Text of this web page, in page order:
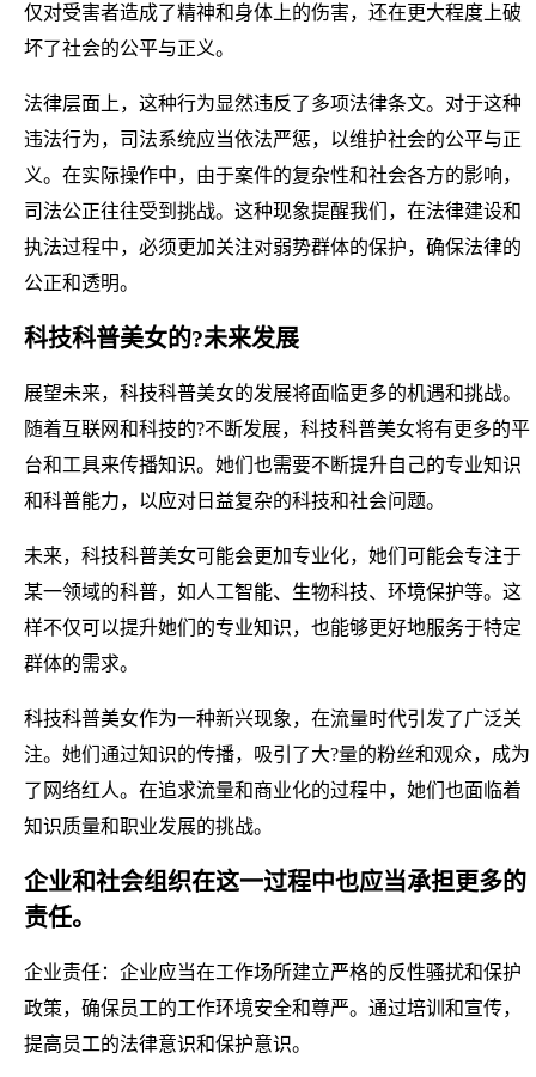
仅对受害者造成了精神和身体上的伤害，还在更大程度上破
坏了社会的公平与正义。
法律层面上，这种行为显然违反了多项法律条文。对于这种
违法行为，司法系统应当依法严惩，以维护社会的公平与正
义。在实际操作中，由于案件的复杂性和社会各方的影响，
司法公正往往受到挑战。这种现象提醒我们，在法律建设和
执法过程中，必须更加关注对弱势群体的保护，确保法律的
公正和透明。
科技科普美女的?未来发展
展望未来，科技科普美女的发展将面临更多的机遇和挑战。
随着互联网和科技的?不断发展，科技科普美女将有更多的平
台和工具来传播知识。她们也需要不断提升自己的专业知识
和科普能力，以应对日益复杂的科技和社会问题。
未来，科技科普美女可能会更加专业化，她们可能会专注于
某一领域的科普，如人工智能、生物科技、环境保护等。这
样不仅可以提升她们的专业知识，也能够更好地服务于特定
群体的需求。
科技科普美女作为一种新兴现象，在流量时代引发了广泛关
注。她们通过知识的传播，吸引了大?量的粉丝和观众，成为
了网络红人。在追求流量和商业化的过程中，她们也面临着
知识质量和职业发展的挑战。
企业和社会组织在这一过程中也应当承担更多的
责任。
企业责任：企业应当在工作场所建立严格的反性骚扰和保护
政策，确保员工的工作环境安全和尊严。通过培训和宣传，
提高员工的法律意识和保护意识。